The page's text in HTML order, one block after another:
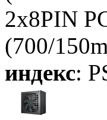
2x8PIN
(700/
индекс: